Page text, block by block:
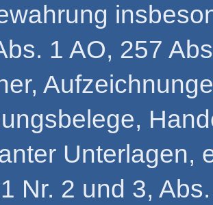
1 AO, 257
Unterlagen,
Nr. 2 und 3,